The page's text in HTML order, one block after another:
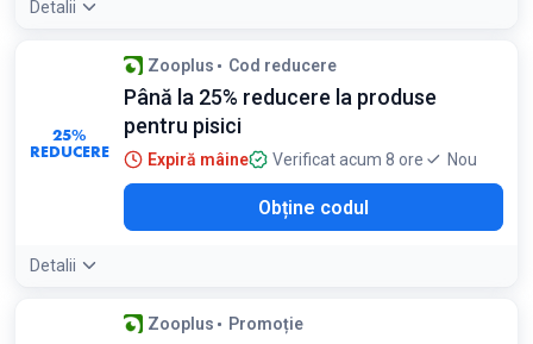
Detalii
Ofertă exclusivă pentru clienții noi. Se aplică la comenzi de
peste 199 lei
25%
REDUCERE
Zooplus Cod reducere
Până la 25% reducere la produse
pentru pisici
Expiră mâine Verificat acum 8 ore Nou
Obține codul
Detalii
Zooplus Promoție